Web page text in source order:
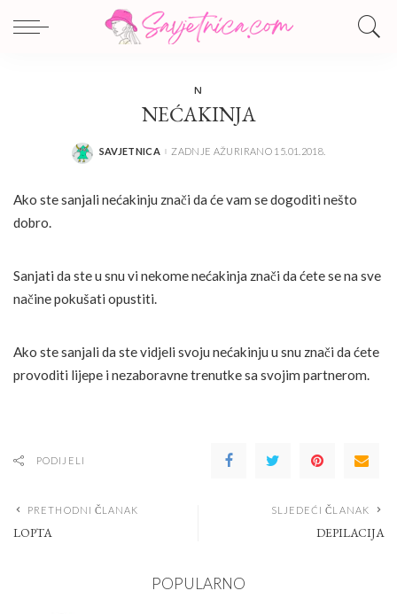
N
NEĆAKINJA
POSTED
SAVJETNICA ZADNJE AŽURIRANO 15.01.2018.
Ako ste sanjali nećakinju znači da će vam se dogoditi nešto
dobro.
Sanjati da ste u snu vi nekome nećakinja znači da ćete se na sve
načine pokušati opustiti.
Ako ste sanjali da ste vidjeli svoju nećakinju u snu znači da ćete
provoditi lijepe i nezaboravne trenutke sa svojim partnerom.
PODIJELI
PRETHODNI ČLANAK
LOPTA
SLJEDEĆI ČLANAK
DEPILACIJA
POPULARNO